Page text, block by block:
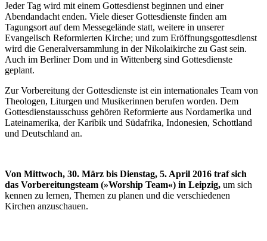
Jeder Tag wird mit einem Gottesdienst beginnen und einer
Abendandacht enden. Viele dieser Gottesdienste finden am
Tagungsort auf dem Messegelände statt, weitere in unserer
Evangelisch Reformierten Kirche; und zum Eröffnungsgottesdienst
wird die Generalversammlung in der Nikolaikirche zu Gast sein.
Auch im Berliner Dom und in Wittenberg sind Gottesdienste
geplant.
Zur Vorbereitung der Gottesdienste ist ein internationales Team von
Theologen, Liturgen und Musikerinnen berufen worden. Dem
Gottesdienstausschuss gehören Reformierte aus Nordamerika und
Lateinamerika, der Karibik und Südafrika, Indonesien, Schottland
und Deutschland an.
Von Mittwoch, 30. März bis Dienstag, 5. April 2016 traf sich
das Vorbereitungsteam (»Worship Team«) in Leipzig, um sich
kennen zu lernen, Themen zu planen und die verschiedenen
Kirchen anzuschauen.